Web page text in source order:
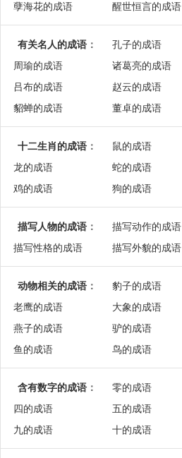
孽海花的成语
醒世恒言的成语
有关名人的成语 ： 孔子的成语
周瑜的成语
诸葛亮的成语
吕布的成语
赵云的成语
貂蝉的成语
董卓的成语
十二生肖的成语 ： 鼠的成语
龙的成语
蛇的成语
鸡的成语
狗的成语
描写人物的成语 ： 描写动作的成语
描写性格的成语
描写外貌的成语
动物相关的成语 ： 豹子的成语
老鹰的成语
大象的成语
燕子的成语
驴的成语
鱼的成语
鸟的成语
含有数字的成语 ： 零的成语
四的成语
五的成语
九的成语
十的成语